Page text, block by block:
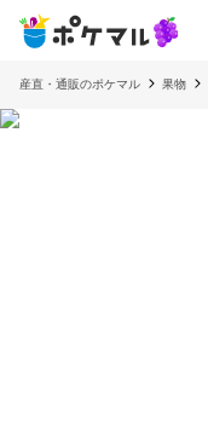
産直・通販のポケマル 果物